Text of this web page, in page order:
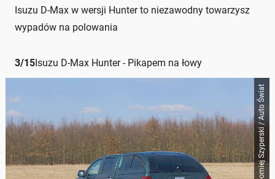
Isuzu D-Max w wersji Hunter to niezawodny towarzysz
wypadów na polowania
3/15 Isuzu D-Max Hunter - Pikapem na łowy
Barłomiej Szyperski / Auto Świat